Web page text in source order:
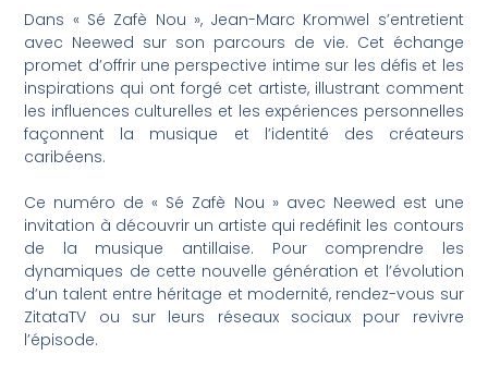
Dans « Sé Zafè Nou », Jean-Marc Kromwel s’entretient
avec Neewed sur son parcours de vie. Cet échange
promet d’offrir une perspective intime sur les défis et les
inspirations qui ont forgé cet artiste, illustrant comment
les influences culturelles et les expériences personnelles
façonnent la musique et l’identité des créateurs
caribéens.
Ce numéro de « Sé Zafè Nou » avec Neewed est une
invitation à découvrir un artiste qui redéfinit les contours
de la musique antillaise. Pour comprendre les
dynamiques de cette nouvelle génération et l’évolution
d’un talent entre héritage et modernité, rendez-vous sur
ZitataTV ou sur leurs réseaux sociaux pour revivre
l’épisode.